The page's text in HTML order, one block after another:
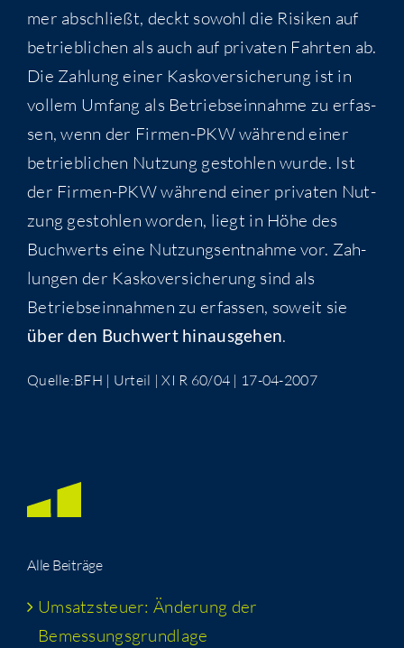
mer abschließt, deckt sowohl die Risi­ken auf
betrieb­li­chen als auch auf pri­va­ten Fahr­ten ab.
Die Zah­lung einer Kas­ko­ver­si­che­rung ist in
vol­lem Umfang als Betriebs­ein­nah­me zu erfas­
sen, wenn der Fir­men-PKW wäh­rend einer
betrieb­li­chen Nut­zung gestoh­len wur­de. Ist
der Fir­men-PKW wäh­rend einer pri­va­ten Nut­
zung gestoh­len wor­den, liegt in Höhe des
Buch­werts eine Nut­zungs­ent­nah­me vor. Zah­
lun­gen der Kas­ko­ver­si­che­rung sind als
Betriebs­ein­nah­men zu erfas­sen, soweit sie
über den Buch­wert hin­aus­ge­hen.
Quelle:BFH | Urteil | XI R 60/04 | 17-04-2007
Alle Bei­trä­ge
Umsatz­steu­er: Ände­rung der
Bemessungsgrundlage